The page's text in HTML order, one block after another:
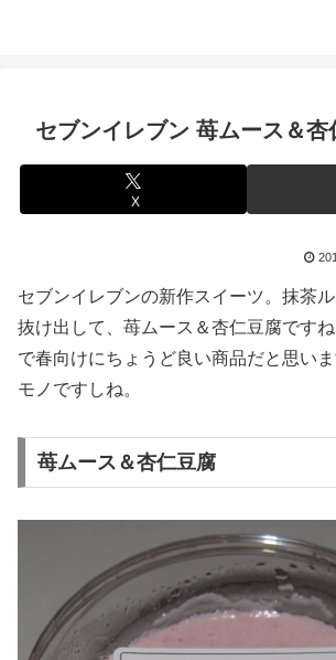
セブンイレブン 苺ムース＆杏
X
セブンイレブンの新作スイーツ。抹茶
抜け出して、苺ムース＆杏仁豆腐です
で春向けにちょうど良い商品だと思い
モノですしね。
苺ムース＆杏仁豆腐